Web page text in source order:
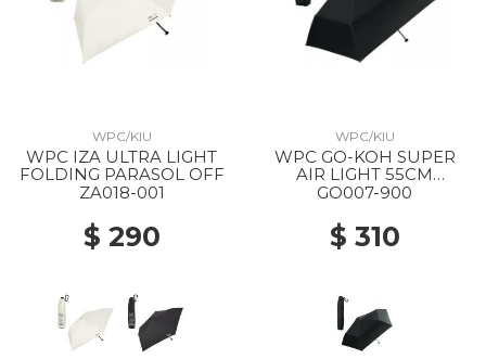
WPC/KIU
WPC IZA ULTRA LIGHT
FOLDING PARASOL OFF
ZA018-001
$ 290
WPC/KIU
WPC GO-KOH SUPER
AIR LIGHT 55CM
FOLDING PARASOL 900
GO007-900
$ 310